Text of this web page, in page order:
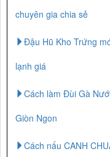
chuyên gia chia sẻ
Đậu Hũ Kho Trứng
lạnh giá
Cách làm Đùi Gà
Giòn Ngon
Cách nấu CANH